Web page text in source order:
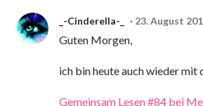
_-Cinderella-_ 23. August
Guten Morgen,
ich bin heute auch wieder mit
Gemeinsam Lesen #84 bei